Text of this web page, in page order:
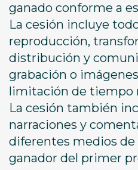
ganado conforme a
La cesión incluye
reproducción,
distribución y
grabación o
limitación de tiempo
La cesión también
narraciones y
diferentes medios de
ganador del primer